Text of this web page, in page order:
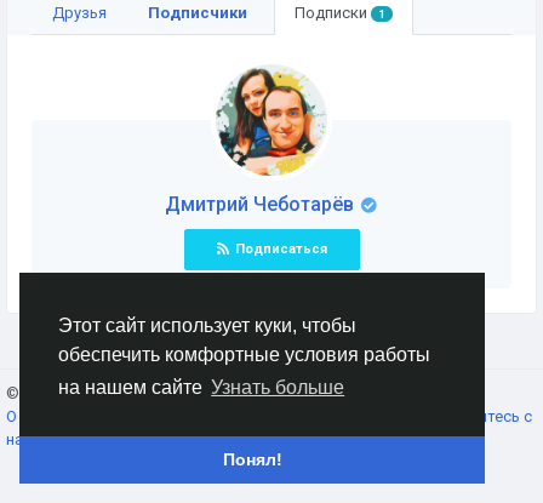
Этот сайт использует куки, чтобы
обеспечить комфортные условия работы
на нашем сайте Узнать больше
Понял!
Друзья Подписчики Подписки 1
Дмитрий Чеботарёв
Подписаться
© 2026 AnimeSocial.SU - Первая аниме сеть!
О нас
Свяжитесь с
нами
Каталог